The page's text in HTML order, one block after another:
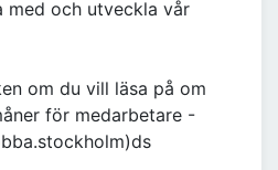
med och utveckla vår
om du vill läsa på om
för medarbetare -